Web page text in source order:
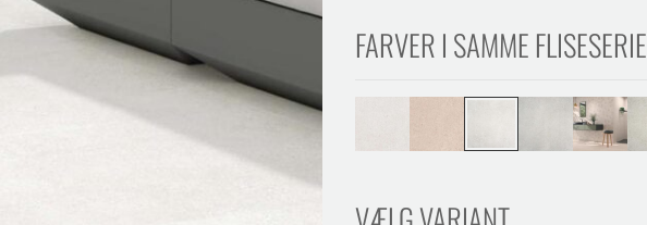
FARVER I SAMME FLISESERIE